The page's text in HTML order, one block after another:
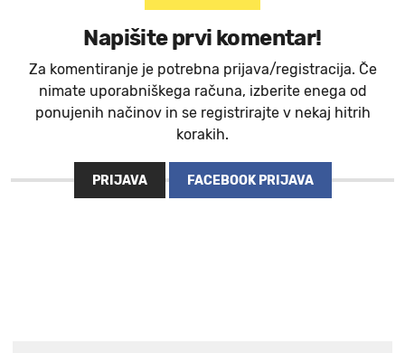
Napišite prvi komentar!
Za komentiranje je potrebna prijava/registracija. Če
nimate uporabniškega računa, izberite enega od
ponujenih načinov in se registrirajte v nekaj hitrih
korakih.
PRIJAVA FACEBOOK PRIJAVA